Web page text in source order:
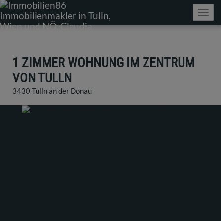
1 ZIMMER WOHNUNG IM ZENTRUM
VON TULLN
3430 Tulln an der Donau